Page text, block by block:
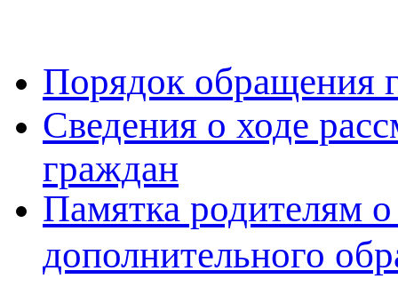
Порядок обращения
Сведения о ходе
граждан
Памятка родителям
дополнительного